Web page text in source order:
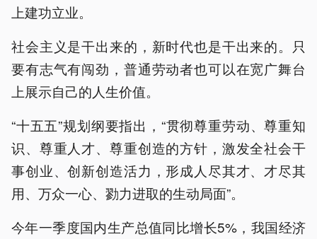
上建功立业。
社会主义是干出来的，新时代也是干出来的。只
要有志气有闯劲，普通劳动者也可以在宽广舞台
上展示自己的人生价值。
“十五五”规划纲要指出，“贯彻尊重劳动、尊重知
识、尊重人才、尊重创造的方针，激发全社会干
事创业、创新创造活力，形成人尽其才、才尽其
用、万众一心、勠力进取的生动局面”。
今年一季度国内生产总值同比增长5%，我国经济